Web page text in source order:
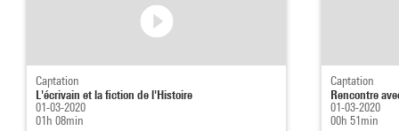
Captation
L'écrivain et la fiction de l'Histoire
01-03-2020
01h 08min
Captation
Rencontre
01-03-2020
00h 51min